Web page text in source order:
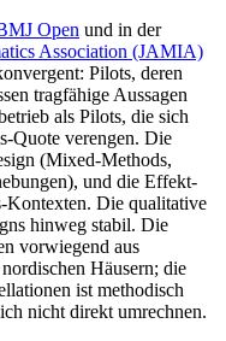
Open und in der
Association (JAMIA)
Pilots, deren
tragfähige Aussagen
als Pilots, die sich
Quote verengen. Die
(Mixed-Methods,
und die Effekt-
Kontexten. Die qualitative
hinweg stabil. Die
vorwiegend aus
Häusern; die
ist methodisch
nicht direkt umrechnen.